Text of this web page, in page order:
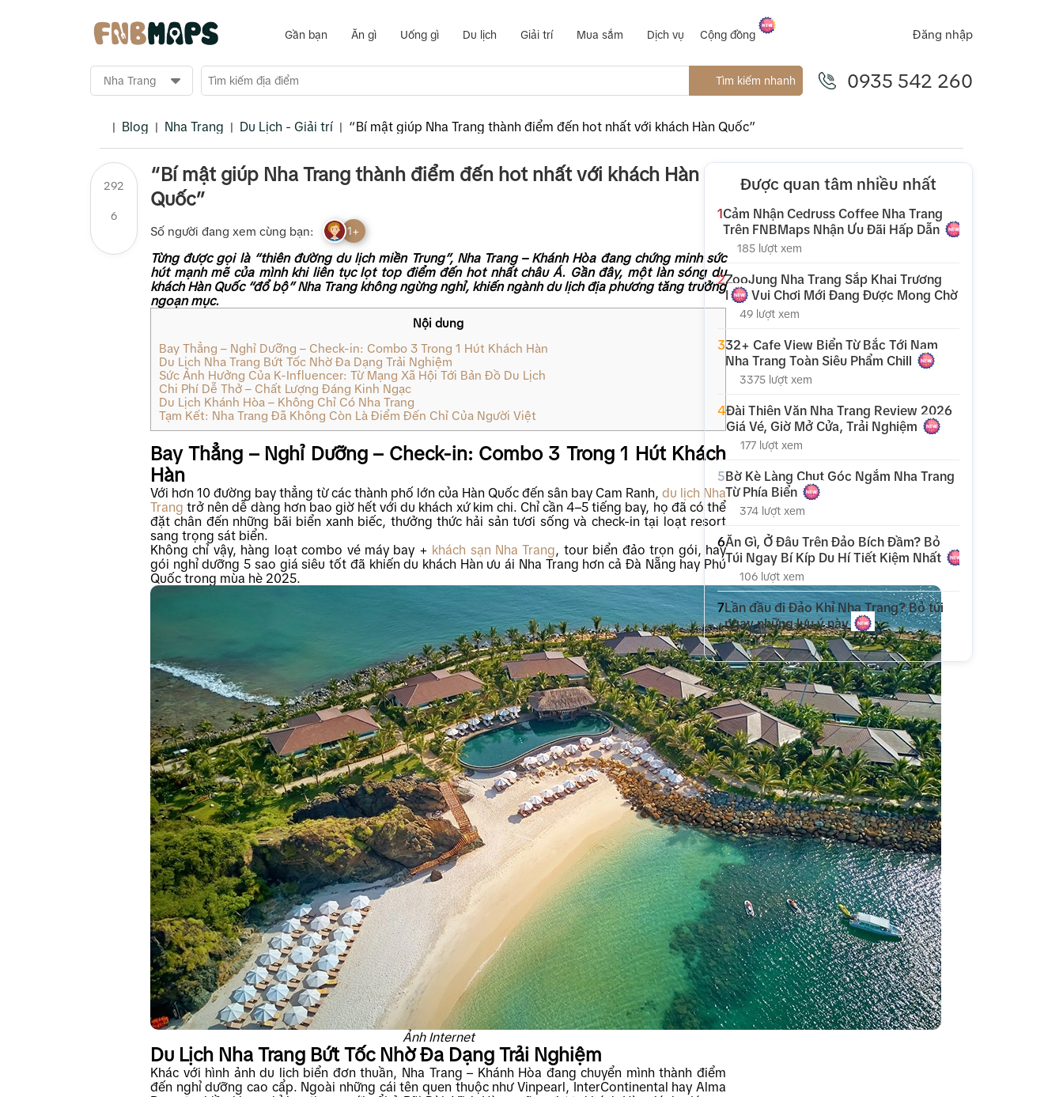
Gần bạn Ăn gì Uống gì Du lịch Giải trí Mua sắm Dịch vụ Cộng đồng Đăng nhập
Tìm kiếm nhanh 0935 542 260
| Blog | Nha Trang | Du Lịch - Giải trí | “Bí mật giúp Nha Trang thành điểm đến hot nhất với khách Hàn Quốc”
292
6
“Bí mật giúp Nha Trang thành điểm đến hot nhất với khách Hàn
Quốc”
Số người đang xem cùng bạn: 1+
Từng được gọi là “thiên đường du lịch miền Trung”, Nha Trang – Khánh Hòa đang chứng minh sức
hút mạnh mẽ của mình khi liên tục lọt top điểm đến hot nhất châu Á. Gần đây, một làn sóng du
khách Hàn Quốc “đổ bộ” Nha Trang không ngừng nghỉ, khiến ngành du lịch địa phương tăng trưởng
ngoạn mục.
Nội dung
Bay Thẳng – Nghỉ Dưỡng – Check-in: Combo 3 Trong 1 Hút Khách Hàn
Du Lịch Nha Trang Bứt Tốc Nhờ Đa Dạng Trải Nghiệm
Sức Ảnh Hưởng Của K-Influencer: Từ Mạng Xã Hội Tới Bản Đồ Du Lịch
Chi Phí Dễ Thở – Chất Lượng Đáng Kinh Ngạc
Du Lịch Khánh Hòa – Không Chỉ Có Nha Trang
Tạm Kết: Nha Trang Đã Không Còn Là Điểm Đến Chỉ Của Người Việt
Bay Thẳng – Nghỉ Dưỡng – Check-in: Combo 3 Trong 1 Hút Khách
Hàn
Với hơn 10 đường bay thẳng từ các thành phố lớn của Hàn Quốc đến sân bay Cam Ranh, du lịch Nha
Trang trở nên dễ dàng hơn bao giờ hết với du khách xứ kim chi. Chỉ cần 4–5 tiếng bay, họ đã có thể
đặt chân đến những bãi biển xanh biếc, thưởng thức hải sản tươi sống và check-in tại loạt resort
sang trọng sát biển.
Không chỉ vậy, hàng loạt combo vé máy bay + khách sạn Nha Trang, tour biển đảo trọn gói, hay
gói nghỉ dưỡng 5 sao giá siêu tốt đã khiến du khách Hàn ưu ái Nha Trang hơn cả Đà Nẵng hay Phú
Quốc trong mùa hè 2025.
Ảnh Internet
Du Lịch Nha Trang Bứt Tốc Nhờ Đa Dạng Trải Nghiệm
Khác với hình ảnh du lịch biển đơn thuần, Nha Trang – Khánh Hòa đang chuyển mình thành điểm
đến nghỉ dưỡng cao cấp. Ngoài những cái tên quen thuộc như Vinpearl, InterContinental hay Alma
Được quan tâm nhiều nhất
1Cảm Nhận Cedruss Coffee Nha Trang
Trên FNBMaps Nhận Ưu Đãi Hấp Dẫn
185 lượt xem
2ZooJung Nha Trang Sắp Khai Trương
Khu Vui Chơi Mới Đang Được Mong Chờ
49 lượt xem
332+ Cafe View Biển Từ Bắc Tới Nam
Nha Trang Toàn Siêu Phẩm Chill
3375 lượt xem
4Đài Thiên Văn Nha Trang Review 2026
Giá Vé, Giờ Mở Cửa, Trải Nghiệm
177 lượt xem
5Bờ Kè Làng Chụt Góc Ngắm Nha Trang
Từ Phía Biển
374 lượt xem
6Ăn Gì, Ở Đâu Trên Đảo Bích Đầm? Bỏ
Túi Ngay Bí Kíp Du Hí Tiết Kiệm Nhất
106 lượt xem
7Lần đầu đi Đảo Khỉ Nha Trang? Bỏ túi
ngay những lưu ý này
95 lượt xem